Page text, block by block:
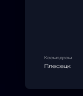
Космодром
Плесецк